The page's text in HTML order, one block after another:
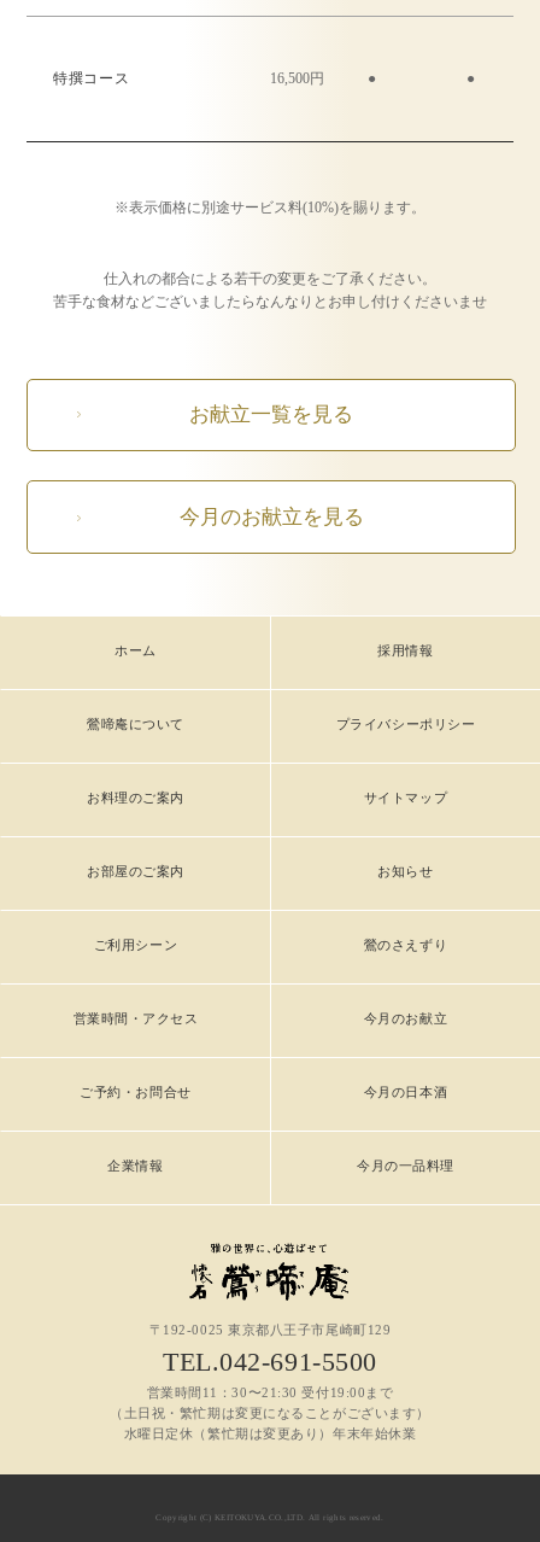
特撰コース 16,500円 ● ●
※表示価格に別途サービス料(10%)を賜ります。
仕入れの都合による若干の変更をご了承ください。
苦手な食材などございましたらなんなりとお申し付けくださいませ
お献立一覧を見る
今月のお献立を見る
ホーム 採用情報
鶯啼庵について プライバシーポリシー
お料理のご案内 サイトマップ
お部屋のご案内 お知らせ
ご利用シーン 鶯のさえずり
営業時間・アクセス 今月のお献立
ご予約・お問合せ 今月の日本酒
企業情報 今月の一品料理
〒192-0025 東京都八王子市尾崎町129
TEL.042-691-5500
営業時間11：30〜21:30 受付19:00まで
（土日祝・繁忙期は変更になることがございます）
水曜日定休（繁忙期は変更あり）年末年始休業
Copyright (C) KEITOKUYA.CO.,LTD. All rights reserved.